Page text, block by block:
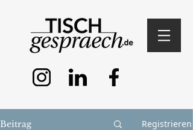
Beitrag Registrieren